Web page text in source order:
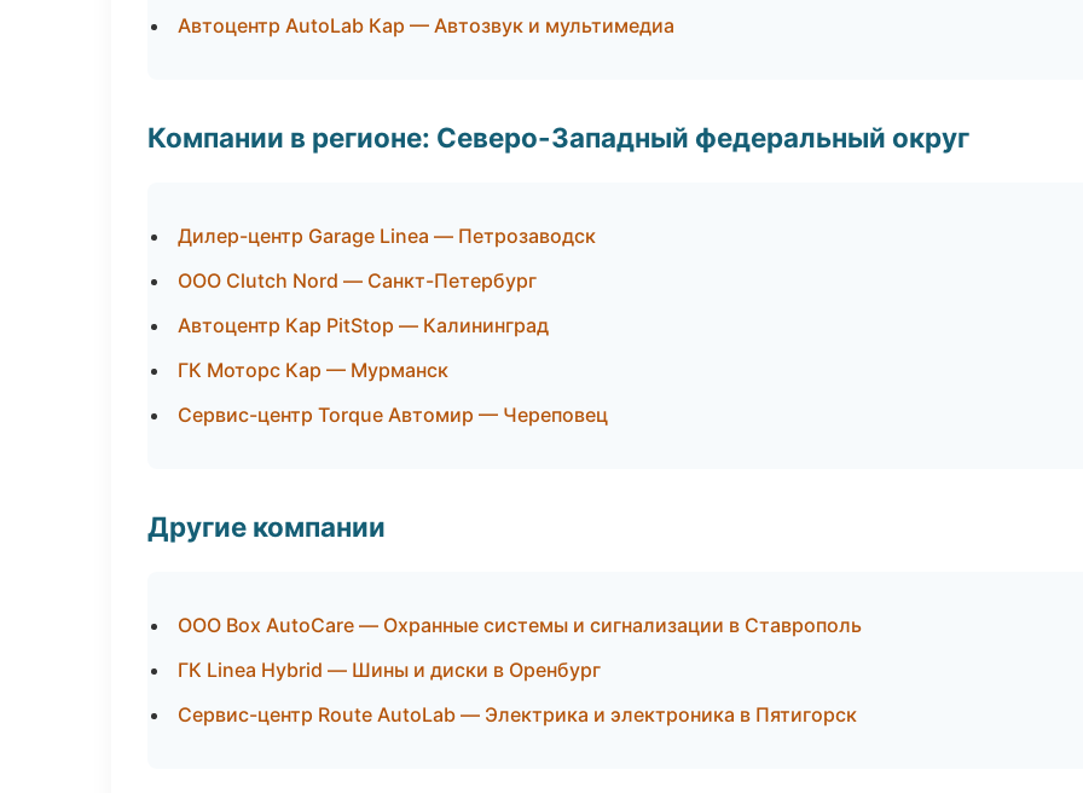
Автоцентр AutoLab Кар — Автозвук и мультимедиа
Компании в регионе: Северо-Западный федеральный округ
Дилер-центр Garage Linea — Петрозаводск
ООО Clutch Nord — Санкт-Петербург
Автоцентр Кар PitStop — Калининград
ГК Моторс Кар — Мурманск
Сервис-центр Torque Автомир — Череповец
Другие компании
ООО Box AutoCare — Охранные системы и сигнализации в Ставрополь
ГК Linea Hybrid — Шины и диски в Оренбург
Сервис-центр Route AutoLab — Электрика и электроника в Пятигорск